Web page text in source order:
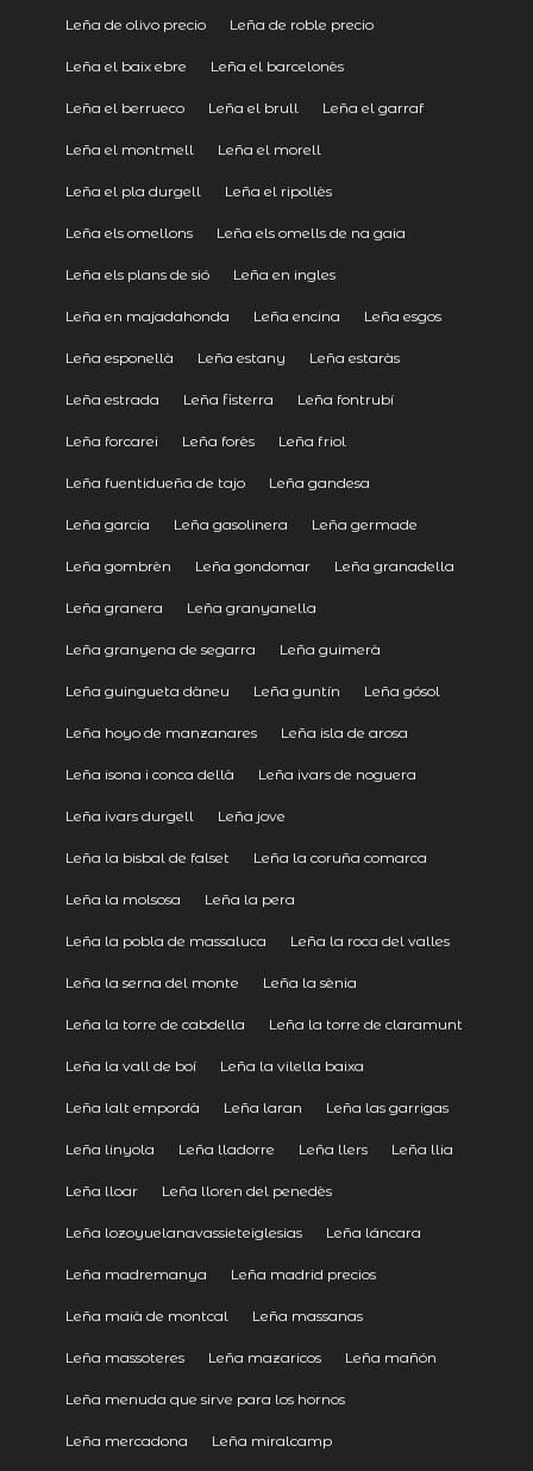
Leña de olivo precio Leña de roble precio
Leña el baix ebre Leña el barcelonès
Leña el berrueco Leña el brull Leña el garraf
Leña el montmell Leña el morell
Leña el pla durgell Leña el ripollès
Leña els omellons Leña els omells de na gaia
Leña els plans de sió Leña en ingles
Leña en majadahonda Leña encina Leña esgos
Leña esponellà Leña estany Leña estaràs
Leña estrada Leña fisterra Leña fontrubí
Leña forcarei Leña forès Leña friol
Leña fuentidueña de tajo Leña gandesa
Leña garcia Leña gasolinera Leña germade
Leña gombrèn Leña gondomar Leña granadella
Leña granera Leña granyanella
Leña granyena de segarra Leña guimerà
Leña guingueta dàneu Leña guntín Leña gósol
Leña hoyo de manzanares Leña isla de arosa
Leña isona i conca dellà Leña ivars de noguera
Leña ivars durgell Leña jove
Leña la bisbal de falset Leña la coruña comarca
Leña la molsosa Leña la pera
Leña la pobla de massaluca Leña la roca del valles
Leña la serna del monte Leña la sènia
Leña la torre de cabdella Leña la torre de claramunt
Leña la vall de boí Leña la vilella baixa
Leña lalt empordà Leña laran Leña las garrigas
Leña linyola Leña lladorre Leña llers Leña llia
Leña lloar Leña lloren del penedès
Leña lozoyuelanavassieteiglesias Leña láncara
Leña madremanya Leña madrid precios
Leña maià de montcal Leña massanas
Leña massoteres Leña mazaricos Leña mañón
Leña menuda que sirve para los hornos
Leña mercadona Leña miralcamp